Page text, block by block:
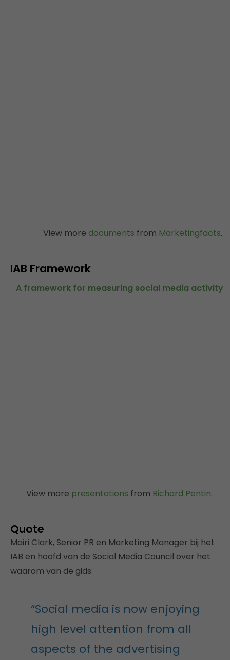
View more documents from Marketingfacts.
IAB Framework
A framework for measuring social media activity
View more presentations from Richard Pentin.
Quote
Mairi Clark, Senior PR en Marketing Manager bij het
IAB en hoofd van de Social Media Council over het
waarom van de gids:
“Social media is now enjoying
high level attention from all
aspects of the advertising